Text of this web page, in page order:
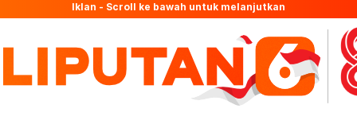
Iklan - Scroll ke bawah untuk melanjutkan